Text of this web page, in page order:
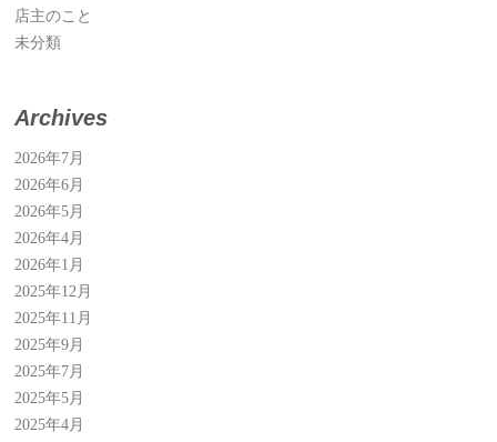
店主のこと
未分類
Archives
2026年7月
2026年6月
2026年5月
2026年4月
2026年1月
2025年12月
2025年11月
2025年9月
2025年7月
2025年5月
2025年4月